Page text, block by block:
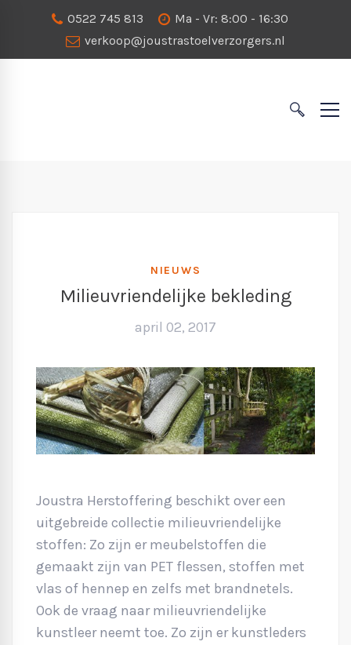
0522 745 813
Ma - Vr: 8:00 - 16:30
verkoop@joustrastoelverzorgers.nl
NIEUWS
Milieuvriendelijke bekleding
april 02, 2017
Joustra Herstoffering beschikt over een
uitgebreide collectie milieuvriendelijke
stoffen: Zo zijn er meubelstoffen die
gemaakt zijn van PET flessen, stoffen met
vlas of hennep en zelfs met brandnetels.
Ook de vraag naar milieuvriendelijke
kunstleer neemt toe. Zo zijn er kunstleders